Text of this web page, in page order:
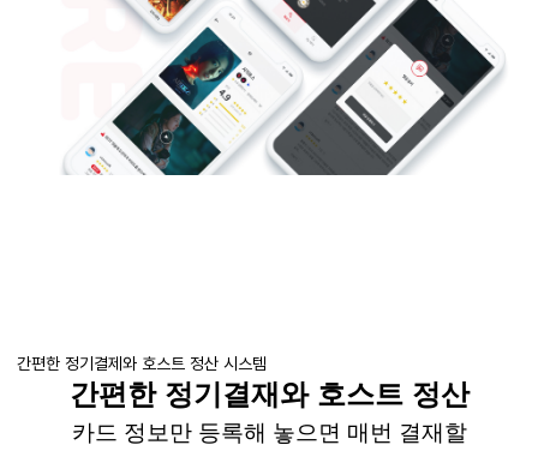
간편한 정기결제와 호스트 정산 시스템
간편한 정기결재와 호스트 정산
카드 정보만 등록해 놓으면 매번 결재할